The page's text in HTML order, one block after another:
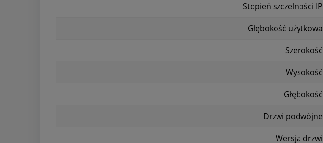
Stopień szczelności IP
Głębokość użytkowa
Szerokość
Wysokość
Głębokość
Drzwi podwójne
Wersja drzwi